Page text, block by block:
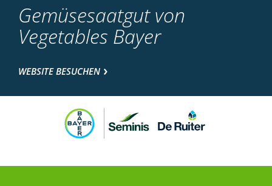
Gemüsesaatgut von
Vegetables Bayer
WEBSITE BESUCHEN